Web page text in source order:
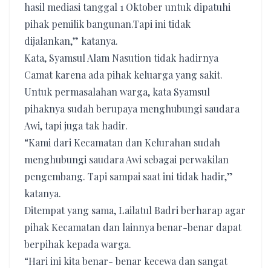
hasil mediasi tanggal 1 Oktober untuk dipatuhi
pihak pemilik bangunan.Tapi ini tidak
dijalankan,” katanya.
Kata, Syamsul Alam Nasution tidak hadirnya
Camat karena ada pihak keluarga yang sakit.
Untuk permasalahan warga, kata Syamsul
pihaknya sudah berupaya menghubungi saudara
Awi, tapi juga tak hadir.
“Kami dari Kecamatan dan Kelurahan sudah
menghubungi saudara Awi sebagai perwakilan
pengembang. Tapi sampai saat ini tidak hadir,”
katanya.
Ditempat yang sama, Lailatul Badri berharap agar
pihak Kecamatan dan lainnya benar-benar dapat
berpihak kepada warga.
“Hari ini kita benar- benar kecewa dan sangat